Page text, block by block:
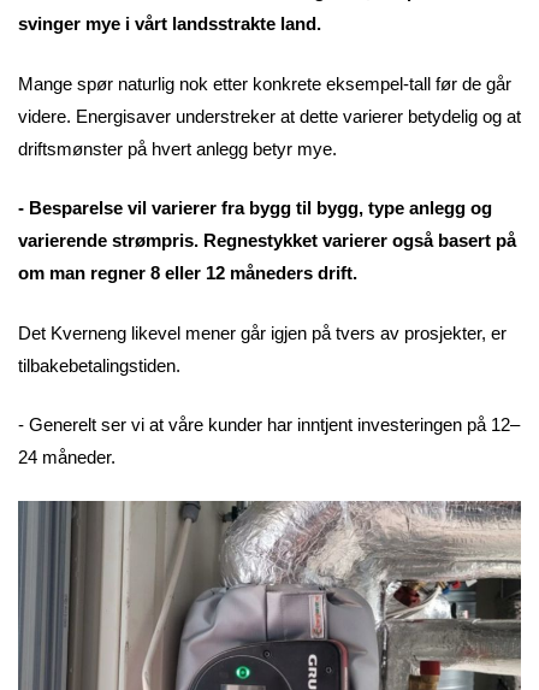
svinger mye i vårt landsstrakte land.
Mange spør naturlig nok etter konkrete eksempel-tall før de går
videre. Energisaver understreker at dette varierer betydelig og at
driftsmønster på hvert anlegg betyr mye.
- Besparelse vil varierer fra bygg til bygg, type anlegg og
varierende strømpris. Regnestykket varierer også basert på
om man regner 8 eller 12 måneders drift.
Det Kverneng likevel mener går igjen på tvers av prosjekter, er
tilbakebetalingstiden.
- Generelt ser vi at våre kunder har inntjent investeringen på 12–
24 måneder.